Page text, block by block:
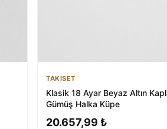
TAKISET
Klasik 18 Ayar Beyaz Altın
Gümüş Halka Küpe
20.657,99 ₺